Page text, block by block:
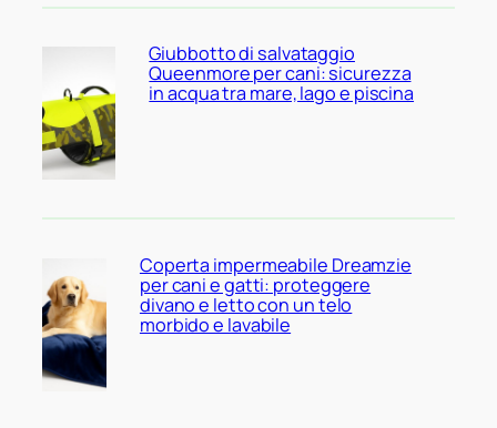
Giubbotto di salvataggio
Queenmore per cani: sicurezza
in acqua tra mare, lago e piscina
Coperta impermeabile Dreamzie
per cani e gatti: proteggere
divano e letto con un telo
morbido e lavabile